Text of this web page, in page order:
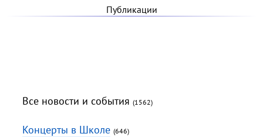
Публикации
Все новости и события (1562)
Концерты в Школе (646)